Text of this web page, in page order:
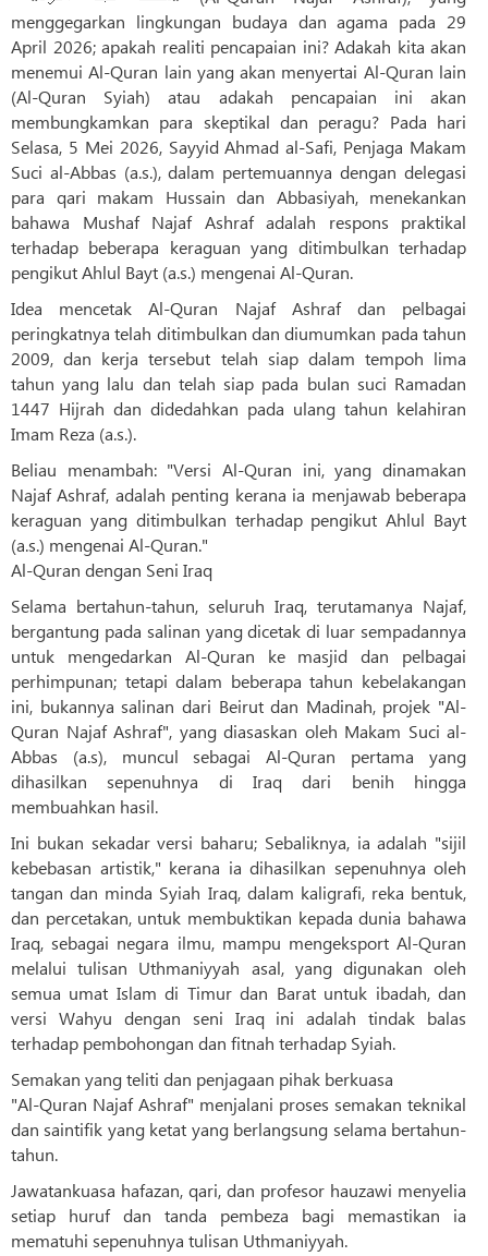
menggegarkan lingkungan budaya dan agama pada 29
April 2026; apakah realiti pencapaian ini? Adakah kita akan
menemui Al-Quran lain yang akan menyertai Al-Quran lain
(Al-Quran Syiah) atau adakah pencapaian ini akan
membungkamkan para skeptikal dan peragu? Pada hari
Selasa, 5 Mei 2026, Sayyid Ahmad al-Safi, Penjaga Makam
Suci al-Abbas (a.s.), dalam pertemuannya dengan delegasi
para qari makam Hussain dan Abbasiyah, menekankan
bahawa Mushaf Najaf Ashraf adalah respons praktikal
terhadap beberapa keraguan yang ditimbulkan terhadap
pengikut Ahlul Bayt (a.s.) mengenai Al-Quran.
Idea mencetak Al-Quran Najaf Ashraf dan pelbagai
peringkatnya telah ditimbulkan dan diumumkan pada tahun
2009, dan kerja tersebut telah siap dalam tempoh lima
tahun yang lalu dan telah siap pada bulan suci Ramadan
1447 Hijrah dan didedahkan pada ulang tahun kelahiran
Imam Reza (a.s.).
Beliau menambah: "Versi Al-Quran ini, yang dinamakan
Najaf Ashraf, adalah penting kerana ia menjawab beberapa
keraguan yang ditimbulkan terhadap pengikut Ahlul Bayt
(a.s.) mengenai Al-Quran."
Al-Quran dengan Seni Iraq
Selama bertahun-tahun, seluruh Iraq, terutamanya Najaf,
bergantung pada salinan yang dicetak di luar sempadannya
untuk mengedarkan Al-Quran ke masjid dan pelbagai
perhimpunan; tetapi dalam beberapa tahun kebelakangan
ini, bukannya salinan dari Beirut dan Madinah, projek "Al-
Quran Najaf Ashraf", yang diasaskan oleh Makam Suci al-
Abbas (a.s), muncul sebagai Al-Quran pertama yang
dihasilkan sepenuhnya di Iraq dari benih hingga
membuahkan hasil.
Ini bukan sekadar versi baharu; Sebaliknya, ia adalah "sijil
kebebasan artistik," kerana ia dihasilkan sepenuhnya oleh
tangan dan minda Syiah Iraq, dalam kaligrafi, reka bentuk,
dan percetakan, untuk membuktikan kepada dunia bahawa
Iraq, sebagai negara ilmu, mampu mengeksport Al-Quran
melalui tulisan Uthmaniyyah asal, yang digunakan oleh
semua umat Islam di Timur dan Barat untuk ibadah, dan
versi Wahyu dengan seni Iraq ini adalah tindak balas
terhadap pembohongan dan fitnah terhadap Syiah.
Semakan yang teliti dan penjagaan pihak berkuasa
"Al-Quran Najaf Ashraf" menjalani proses semakan teknikal
dan saintifik yang ketat yang berlangsung selama bertahun-
tahun.
Jawatankuasa hafazan, qari, dan profesor hauzawi menyelia
setiap huruf dan tanda pembeza bagi memastikan ia
mematuhi sepenuhnya tulisan Uthmaniyyah.